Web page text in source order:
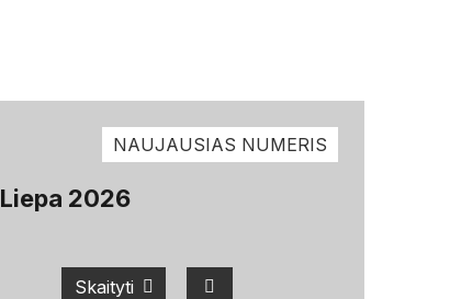
NAUJAUSIAS NUMERIS
Liepa 2026
Skaityti